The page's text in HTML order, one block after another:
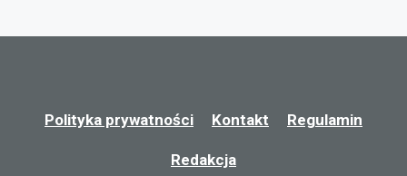
Polityka prywatności Kontakt Regulamin
Redakcja